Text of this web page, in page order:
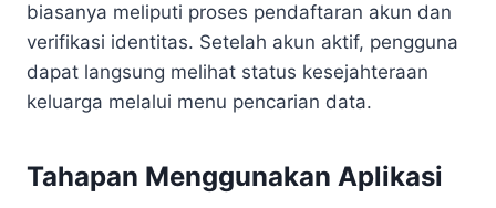
biasanya meliputi proses pendaftaran akun dan
verifikasi identitas. Setelah akun aktif, pengguna
dapat langsung melihat status kesejahteraan
keluarga melalui menu pencarian data.
Tahapan Menggunakan Aplikasi